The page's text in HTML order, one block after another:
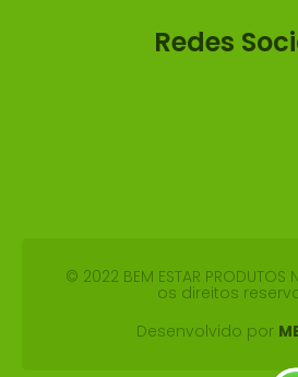
Redes
© 2022 BEM ESTAR PRODUTOS
os direitos
Desenvolvido por